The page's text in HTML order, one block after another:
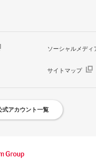
ソーシャルメディ
サイトマップ
式アカウント一覧